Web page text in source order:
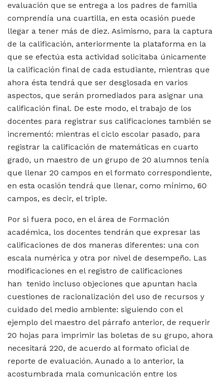
evaluación que se entrega a los padres de familia
comprendía una cuartilla, en esta ocasión puede
llegar a tener más de diez. Asimismo, para la captura
de la calificación, anteriormente la plataforma en la
que se efectúa esta actividad solicitaba únicamente
la calificación final de cada estudiante, mientras que
ahora ésta tendrá que ser desglosada en varios
aspectos, que serán promediados para asignar una
calificación final. De este modo, el trabajo de los
docentes para registrar sus calificaciones también se
incrementó: mientras el ciclo escolar pasado, para
registrar la calificación de matemáticas en cuarto
grado, un maestro de un grupo de 20 alumnos tenía
que llenar 20 campos en el formato correspondiente,
en esta ocasión tendrá que llenar, como mínimo, 60
campos, es decir, el triple.
Por si fuera poco, en el área de Formación
académica, los docentes tendrán que expresar las
calificaciones de dos maneras diferentes: una con
escala numérica y otra por nivel de desempeño. Las
modificaciones en el registro de calificaciones
han tenido incluso objeciones que apuntan hacia
cuestiones de racionalización del uso de recursos y
cuidado del medio ambiente: siguiendo con el
ejemplo del maestro del párrafo anterior, de requerir
20 hojas para imprimir las boletas de su grupo, ahora
necesitará 220, de acuerdo al formato oficial de
reporte de evaluación. Aunado a lo anterior, la
acostumbrada mala comunicación entre los